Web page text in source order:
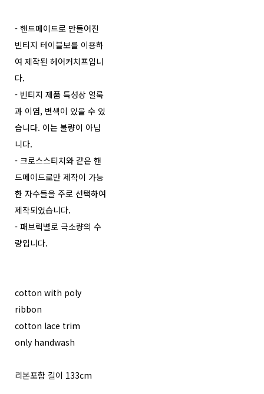
- 핸드메이드로 만들어진
빈티지 테이블보를 이용하
여 제작된 헤어커치프입니
다.
- 빈티지 제품 특성상 얼룩
과 이염, 변색이 있을 수 있
습니다. 이는 불량이 아닙
니다.
- 크로스스티치와 같은 핸
드메이드로만 제작이 가능
한 자수들을 주로 선택하여
제작되었습니다.
- 패브릭별로 극소량의 수
량입니다.
cotton with poly
ribbon
cotton lace trim
only handwash
리본포함 길이 133cm